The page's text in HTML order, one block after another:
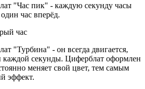
"Час пик" - каждую секунду часы
час вперёд.
"Турбина" - он всегда двигается,
секунды. Циферблат оформлен
меняет свой цвет, тем самым
эффект.